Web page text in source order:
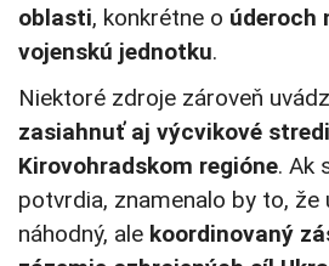
oblasti, konkrétne o úderoch
vojenskú jednotku.
Niektoré zdroje zároveň
zasiahnuť aj výcvikové
Kirovohradskom regióne. Ak
potvrdia, znamenalo by to, že
náhodný, ale koordinovaný